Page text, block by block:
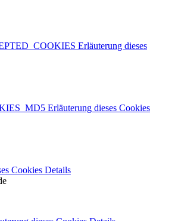
Erläuterung dieses
Erläuterung dieses Cookies
Cookies Details